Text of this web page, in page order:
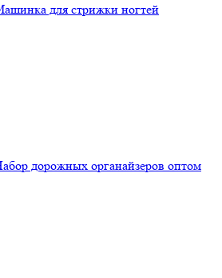
для стрижки ногтей
дорожных органайзеров оптом